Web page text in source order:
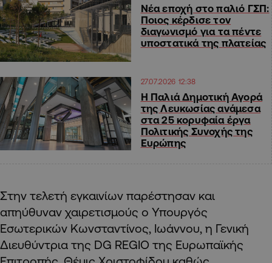
Νέα εποχή στο παλιό ΓΣΠ:
Ποιος κέρδισε τον
διαγωνισμό για τα πέντε
υποστατικά της πλατείας
27.07.2026 12:38
Η Παλιά Δημοτική Αγορά
της Λευκωσίας ανάμεσα
στα 25 κορυφαία έργα
Πολιτικής Συνοχής της
Ευρώπης
Στην τελετή εγκαινίων παρέστησαν και
απηύθυναν χαιρετισμούς ο Υπουργός
Εσωτερικών Κωνσταντίνος, Ιωάννου, η Γενική
Διευθύντρια της DG REGIO της Ευρωπαϊκής